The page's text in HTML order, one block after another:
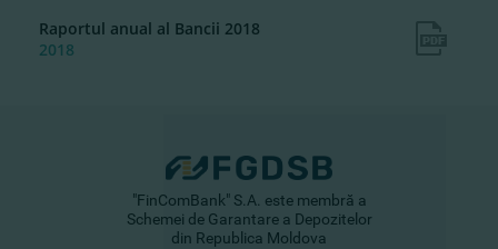
Raportul anual al Bancii 2018
2018
"FinComBank" S.A. este membră a
Schemei de Garantare a Depozitelor
din Republica Moldova